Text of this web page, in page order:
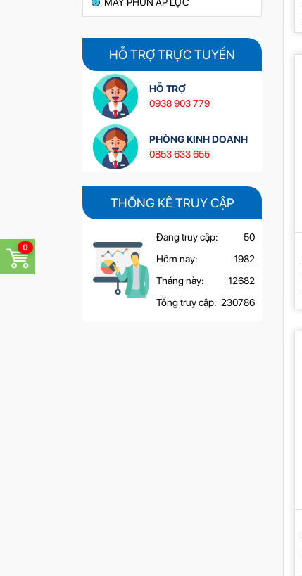
HỖ TRỢ TRỰC TUYẾN
HỖ TRỢ
0938 903 779
PHÒNG KINH DOANH
0853 633 655
THỐNG KÊ TRUY CẬP
Đang truy cập:
50
Hôm nay:
1982
Tháng này:
12682
Tổng truy cập: 230786
0